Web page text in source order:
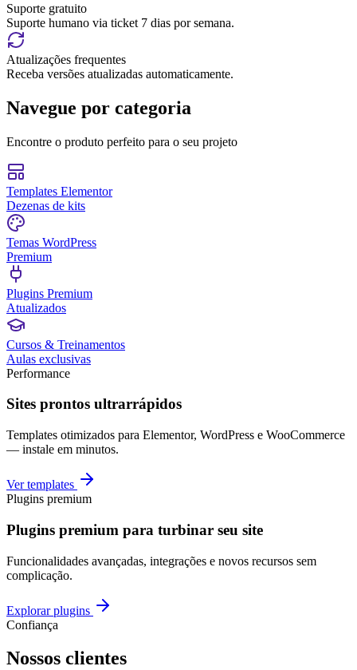
Suporte gratuito
Suporte humano via ticket 7 dias por semana.
Atualizações frequentes
Receba versões atualizadas automaticamente.
Navegue por categoria
Encontre o produto perfeito para o seu projeto
Templates Elementor
Dezenas de kits
Temas WordPress
Premium
Plugins Premium
Atualizados
Cursos & Treinamentos
Aulas exclusivas
Performance
Sites prontos ultrarrápidos
Templates otimizados para Elementor, WordPress e WooCommerce
— instale em minutos.
Ver templates
Plugins premium
Plugins premium para turbinar seu site
Funcionalidades avançadas, integrações e novos recursos sem
complicação.
Explorar plugins
Confiança
Nossos clientes